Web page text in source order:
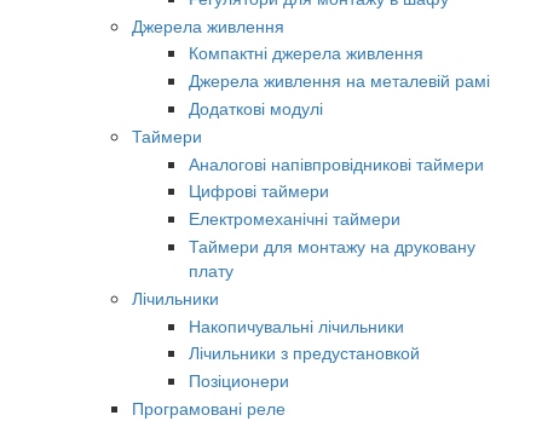
Джерела живлення
Компактні джерела живлення
Джерела живлення на металевій рамі
Додаткові модулі
Таймери
Аналогові напівпровідникові таймери
Цифрові таймери
Електромеханічні таймери
Таймери для монтажу на друковану
плату
Лічильники
Накопичувальні лічильники
Лічильники з предустановкой
Позіционери
Програмовані реле